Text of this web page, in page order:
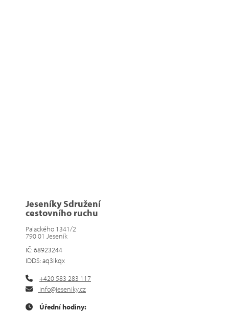
Jeseníky Sdružení
cestovního ruchu
Palackého 1341/2
790 01 Jeseník
IČ: 68923244
IDDS: aq3ikqx
+420 583 283 117
info@jeseniky.cz
Úřední hodiny: